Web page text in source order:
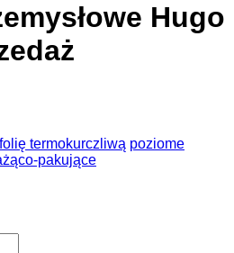
Hugo
termokurczliwą poziome
pakujące